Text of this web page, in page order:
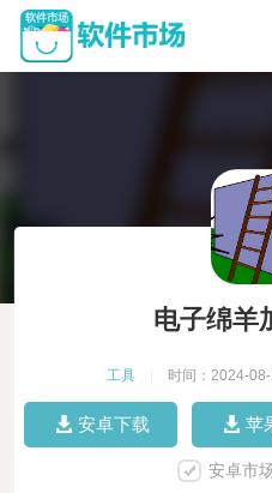
电子绵羊
工具 时间：2024-
安卓下载 苹
安卓市